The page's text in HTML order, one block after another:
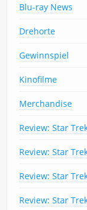
Blu-ray News
Drehorte
Gewinnspiel
Kinofilme
Merchandise
Review: Star
Review: Star
Review: Star
Review: Star